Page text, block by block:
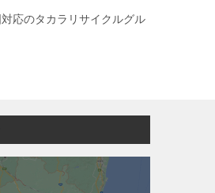
応のタカラリサイクルグル